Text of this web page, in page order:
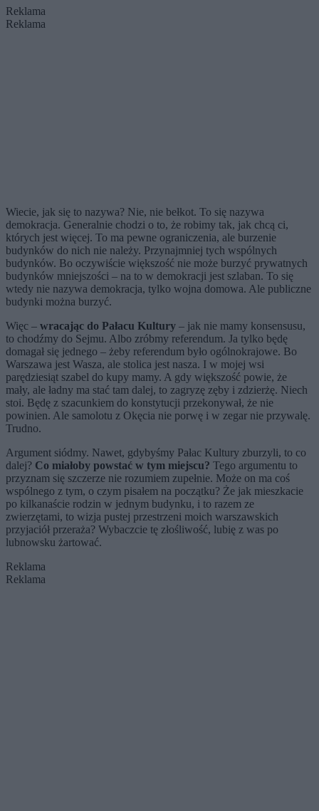
Reklama
Reklama
Wiecie, jak się to nazywa? Nie, nie bełkot. To się nazywa
demokracja. Generalnie chodzi o to, że robimy tak, jak chcą ci,
których jest więcej. To ma pewne ograniczenia, ale burzenie
budynków do nich nie należy. Przynajmniej tych wspólnych
budynków. Bo oczywiście większość nie może burzyć prywatnych
budynków mniejszości – na to w demokracji jest szlaban. To się
wtedy nie nazywa demokracja, tylko wojna domowa. Ale publiczne
budynki można burzyć.
Więc – wracając do Pałacu Kultury – jak nie mamy konsensusu,
to chodźmy do Sejmu. Albo zróbmy referendum. Ja tylko będę
domagał się jednego – żeby referendum było ogólnokrajowe. Bo
Warszawa jest Wasza, ale stolica jest nasza. I w mojej wsi
parędziesiąt szabel do kupy mamy. A gdy większość powie, że
mały, ale ładny ma stać tam dalej, to zagryzę zęby i zdzierżę. Niech
stoi. Będę z szacunkiem do konstytucji przekonywał, że nie
powinien. Ale samolotu z Okęcia nie porwę i w zegar nie przywalę.
Trudno.
Argument siódmy. Nawet, gdybyśmy Pałac Kultury zburzyli, to co
dalej? Co miałoby powstać w tym miejscu? Tego argumentu to
przyznam się szczerze nie rozumiem zupełnie. Może on ma coś
wspólnego z tym, o czym pisałem na początku? Że jak mieszkacie
po kilkanaście rodzin w jednym budynku, i to razem ze
zwierzętami, to wizja pustej przestrzeni moich warszawskich
przyjaciół przeraża? Wybaczcie tę złośliwość, lubię z was po
lubnowsku żartować.
Reklama
Reklama